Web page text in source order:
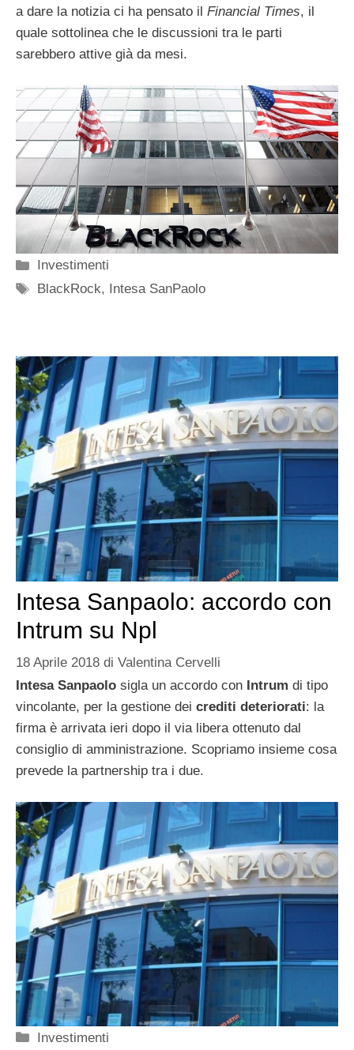
a dare la notizia ci ha pensato il Financial Times, il
quale sottolinea che le discussioni tra le parti
sarebbero attive già da mesi.
Categorie
Investimenti
Tag
BlackRock, Intesa SanPaolo
Intesa Sanpaolo: accordo con
Intrum su Npl
18 Aprile 2018 di Valentina Cervelli
Intesa Sanpaolo sigla un accordo con Intrum di tipo
vincolante, per la gestione dei crediti deteriorati: la
firma è arrivata ieri dopo il via libera ottenuto dal
consiglio di amministrazione. Scopriamo insieme cosa
prevede la partnership tra i due.
Categorie
Investimenti